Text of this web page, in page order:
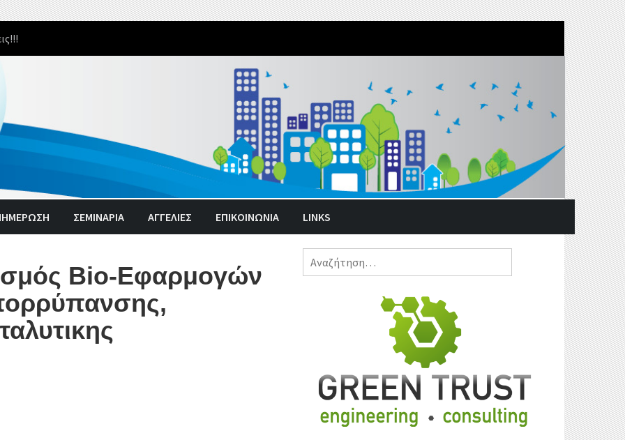
στην ‘’μεταπανδημική’’ εποχή.
ΣΕΜΙΝΑΡΙΑ ΑΓΓΕΛΊΕΣ ΕΠΙΚΟΙΝΩΝΙΑ LINKS
Bio-Εφαρμογών
Αναζήτηση
για: